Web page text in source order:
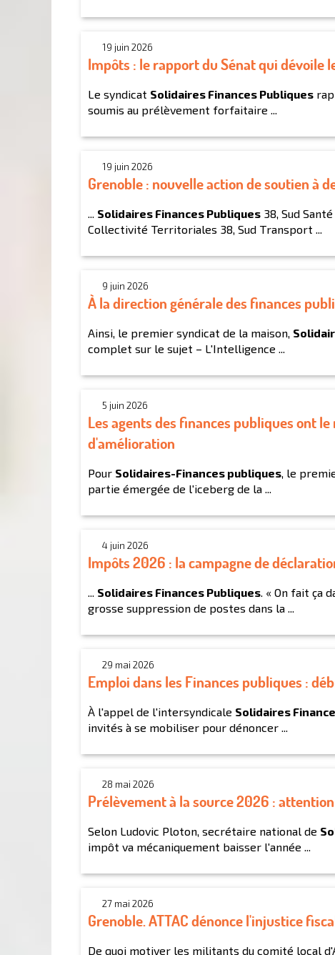
19 juin 2026
Impôts : le rapport du Sénat qui dévoile
Le syndicat Solidaires Finances Publiques
soumis au prélèvement forfaitaire ...
19 juin 2026
Grenoble : nouvelle action de soutien à
... Solidaires Finances Publiques 38, Sud
Collectivité Territoriales 38, Sud Transport ...
9 juin 2026
À la direction générale des finances
Ainsi, le premier syndicat de la maison,
complet sur le sujet – L'Intelligence ...
5 juin 2026
Les agents des finances publiques ont
d'amélioration
Pour Solidaires-Finances publiques, le
partie émergée de l'iceberg de la ...
4 juin 2026
Impôts 2026 : la campagne de
... Solidaires Finances Publiques. « On fait ça
grosse suppression de postes dans la ...
29 mai 2026
Emploi dans les Finances publiques :
À l'appel de l'intersyndicale Solidaires
invités à se mobiliser pour dénoncer ...
28 mai 2026
Prélèvement à la source 2026 :
Selon Ludovic Ploton, secrétaire national de
impôt va mécaniquement baisser l'année ...
27 mai 2026
Grenoble. ATTAC dénonce l'injustice
De quoi motiver les militants du comité local